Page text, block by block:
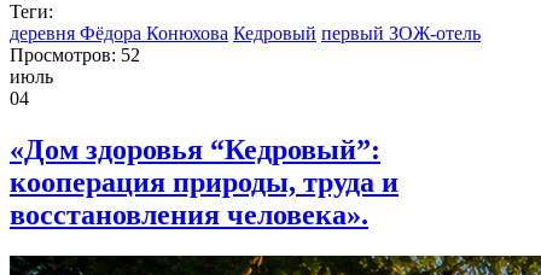
Теги:
деревня Фёдора Конюхова Кедровый первый ЗОЖ-отель
Просмотров: 52
июль
04
«Дом здоровья “Кедровый”:
кооперация природы, труда и
восстановления человека».